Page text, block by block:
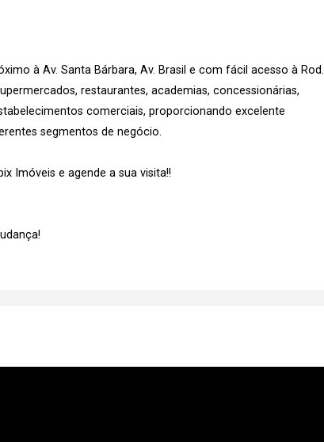
à Av. Santa Bárbara, Av. Brasil e com fácil acesso à Rod.
restaurantes, academias, concessionárias,
comerciais, proporcionando excelente
segmentos de negócio.
Imóveis e agende a sua visita!!